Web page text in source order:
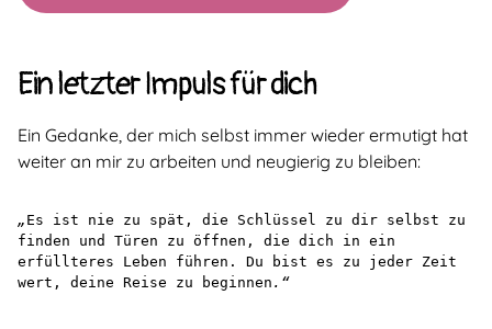
Ein letzter Impuls für dich
Ein Gedanke, der mich selbst immer wieder ermutigt hat
weiter an mir zu arbeiten und neugierig zu bleiben:
„ Es ist nie zu spät, die Schlüssel zu dir selbst zu
finden und Türen zu öffnen, die dich in ein
erfüllteres Leben führen. Du bist es zu jeder Zeit
wert, deine Reise zu beginnen .“